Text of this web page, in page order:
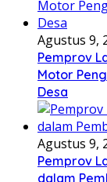
Agustus 9,
Pemprov
Motor
Desa
Agustus 9,
Pemprov
dalam